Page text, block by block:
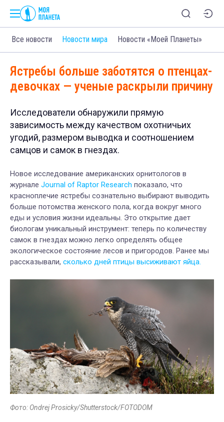
Все новости Новости мира Новости «Моей Планеты»
Ястребы больше заботятся о птенцах-
девочках — ученые раскрыли причину
Исследователи обнаружили прямую
зависимость между качеством охотничьих
угодий, размером выводка и соотношением
самцов и самок в гнездах.
Новое исследование американских орнитологов в
журнале Journal of Raptor Research показало, что
красноплечие ястребы сознательно выбирают выводить
больше потомства женского пола, когда вокруг много
еды и условия жизни идеальны. Это открытие дает
биологам уникальный инструмент: теперь по количеству
самок в гнездах можно легко определять общее
экологическое состояние лесов и пригородов. Ранее мы
рассказывали, сколько дней птицы высиживают яйца.
Фото: Ondrej Prosicky/Shutterstock/FOTODOM